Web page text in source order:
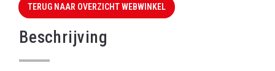
TERUG NAAR OVERZICHT WEBWINKEL
Beschrijving